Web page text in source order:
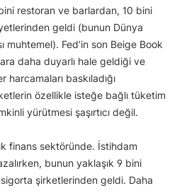
restoran ve barlardan, 10 bini
geldi (bunun Dünya
muhtemel). Fed’in son Beige Book
daha duyarlı hale geldiği ve
harcamaları baskıladığı
özellikle isteğe bağlı tüketim
yürütmesi şaşırtıcı değil.
finans sektöründe. İstihdam
bunun yaklaşık 9 bini
şirketlerinden geldi. Daha